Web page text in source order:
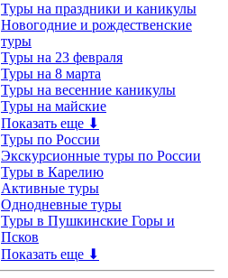
Туры на праздники и каникулы
Новогодние и рождественские
туры
Туры на 23 февраля
Туры на 8 марта
Туры на весенние каникулы
Туры на майские
Показать еще ⬇
Туры по России
Экскурсионные туры по России
Туры в Карелию
Активные туры
Однодневные туры
Туры в Пушкинские Горы и
Псков
Показать еще ⬇